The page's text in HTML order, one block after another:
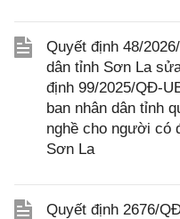
Quyết định 48/
dân tỉnh Sơn La
định 99/2025/QĐ-
ban nhân dân tỉnh
nghề cho người có
Sơn La
Quyết định 2676/